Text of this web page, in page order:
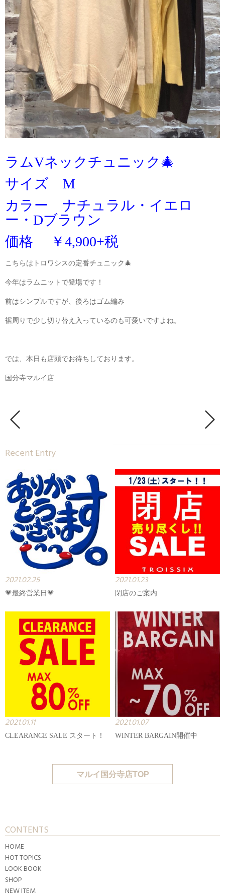
ラムVネックチュニック🎄
サイズ M
カラー ナチュラル・イエロ
ー・Dブラウン
価格 ￥4,900+税
こちらはトロワシスの定番チュニック🎄
今年はラムニットで登場です！
前はシンプルですが、後ろはゴム編み
裾周りで少し切り替え入っているのも可愛いですよね。
では、本日も店頭でお待ちしております。
国分寺マルイ店
Recent Entry
2021.02.25
💗最終営業日💗
2021.01.23
閉店のご案内
2021.01.11
CLEARANCE SALE スタート！
2021.01.07
WINTER BARGAIN開催中
マルイ国分寺店TOP
CONTENTS
HOME
HOT TOPICS
LOOK BOOK
SHOP
NEW ITEM